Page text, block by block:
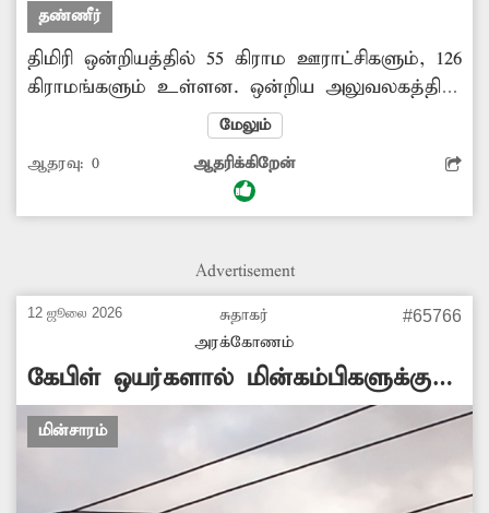
தண்ணீர்
திமிரி ஒன்றியத்தில் 55 கிராம ஊராட்சிகளும், 126
கிராமங்களும் உள்ளன. ஒன்றிய அலுவலகத்தில்
மகளிர் சுய உதவிக்குழுக்கள், ஒன்றியக்குழு
உறுப்பினர்கள், ஊராட்சி மன்ற தலைவர்கள்,
ஊராட்சி செயலர்கள், பொதுமக்கள் தங்கள்
குறைகளை முறையிட வந்து செல்கின்றனர்.
ஒன்றிய அலுவலகத்துக்கு வரும் பொதுமக்களும்,
சம்பந்தப்பட்ட அதிகாரிகள் நடவடிக்கை
எடுப்பார்களா? -கஜேந்திரகுமார், திமிரி.
மேலும்
ஆதரவு: 0 ஆதரிக்கிறேன்
Advertisement
12 ஜூலை 2026
சுதாகர்
அரக்கோணம்
#65766
கேபிள் ஒயர்களால் மின்கம்பிகளுக்கு
ஆபத்து
மின்சாரம்